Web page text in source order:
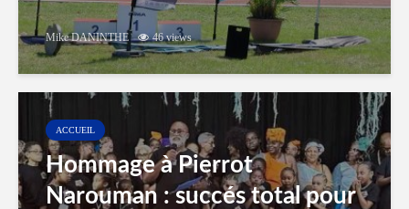
Mike DANINTHE 46 views
ACCUEIL
Hommage à Pierrot
Narouman : succés total pour